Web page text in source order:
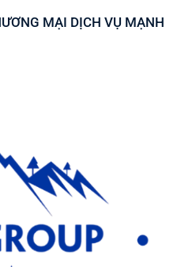
MẠI DỊCH VỤ MẠNH